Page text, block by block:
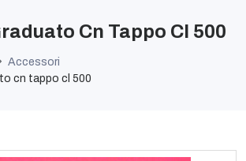
Cn Tappo Cl 500
Accessori
cn tappo cl 500